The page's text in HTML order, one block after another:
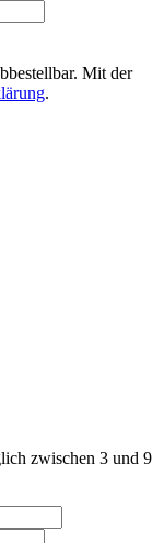
Mit der
.
zwischen 3 und 9